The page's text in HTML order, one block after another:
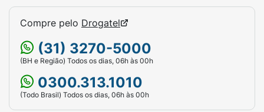
Pacientes em tratamento paraATTR-CM
(forma cardíaca) também relataram diarreia
como um efeito colateral comum, ocorrido
em mais de 1% dos casos.
Por ser um medicamento recém-introduzido
no mercado brasileiro, podem surgir outros
Compre pelo Drogatel
(31) 3270-5000
(BH e Região) Todos os dias, 06h às 00h
0300.313.1010
(Todo Brasil) Todos os dias, 06h às 00h